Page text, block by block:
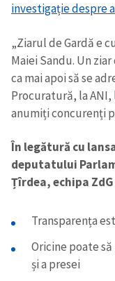
investigație despre
„Ziarul de Gardă e
Maiei Sandu. Un
ca mai apoi să se
Procuratură, la
anumiți concurenți
În legătură cu
deputatului
Țîrdea, echipa
Transparența
Oricine poate
și a presei